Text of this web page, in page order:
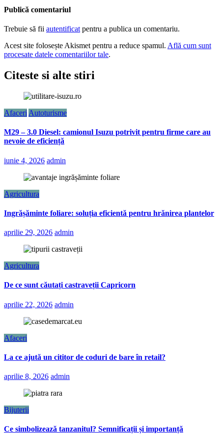
Publică comentariul
Trebuie să fii autentificat pentru a publica un comentariu.
Acest site folosește Akismet pentru a reduce spamul. Află cum sunt
procesate datele comentariilor tale.
Citeste si alte stiri
Afaceri Autoturisme
M29 – 3.0 Diesel: camionul Isuzu potrivit pentru firme care au
nevoie de eficiență
iunie 4, 2026 admin
Agricultura
Ingrășăminte foliare: soluția eficientă pentru hrănirea plantelor
aprilie 29, 2026 admin
Agricultura
De ce sunt căutați castraveții Capricorn
aprilie 22, 2026 admin
Afaceri
La ce ajută un cititor de coduri de bare în retail?
aprilie 8, 2026 admin
Bijuterii
Ce simbolizează tanzanitul? Semnificații și importanță